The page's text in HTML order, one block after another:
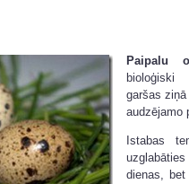
Paipalu
garšas
audzējamo
Istabas
dienas,